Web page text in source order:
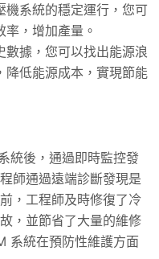
機系統的穩定運行，您可
，增加產量。
數據，您可以找出能源浪
降低能源成本，實現節能
統後，通過即時監控發
師通過遠端診斷發現是
，工程師及時修復了冷
，並節省了大量的維修
系統在預防性維護方面